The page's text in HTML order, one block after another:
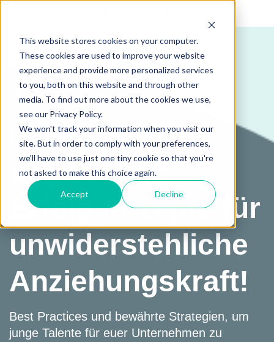
This website stores cookies on your computer.
These cookies are used to improve your website
experience and provide more personalized services
to you, both on this website and through other
media. To find out more about the cookies we use,
see our Privacy Policy.
We won't track your information when you visit our
site. But in order to comply with your preferences,
we'll have to use just one tiny cookie so that you're
not asked to make this choice again.
Accept Decline
Webinar on demand
Generation Z
begeistern:
Erfolgsrezepte für
unwiderstehliche
Anziehungskraft!
Best Practices und bewährte Strategien, um
junge Talente für euer Unternehmen zu